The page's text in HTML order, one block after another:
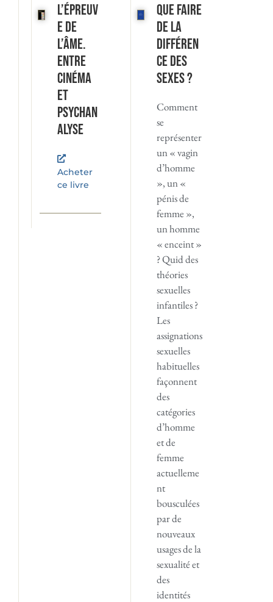
L’Épreuv
e de
l’âme.
Entre
cinéma
et
psychan
alyse
Acheter
ce livre
Que faire
de la
différen
ce des
sexes ?
Comment
se
représenter
un « vagin
d’homme
», un «
pénis de
femme »,
un homme
« enceint »
? Quid des
théories
sexuelles
infantiles ?
Les
assignations
sexuelles
habituelles
façonnent
des
catégories
d’homme
et de
femme
actuelleme
nt
bousculées
par de
nouveaux
usages de la
sexualité et
des
identités